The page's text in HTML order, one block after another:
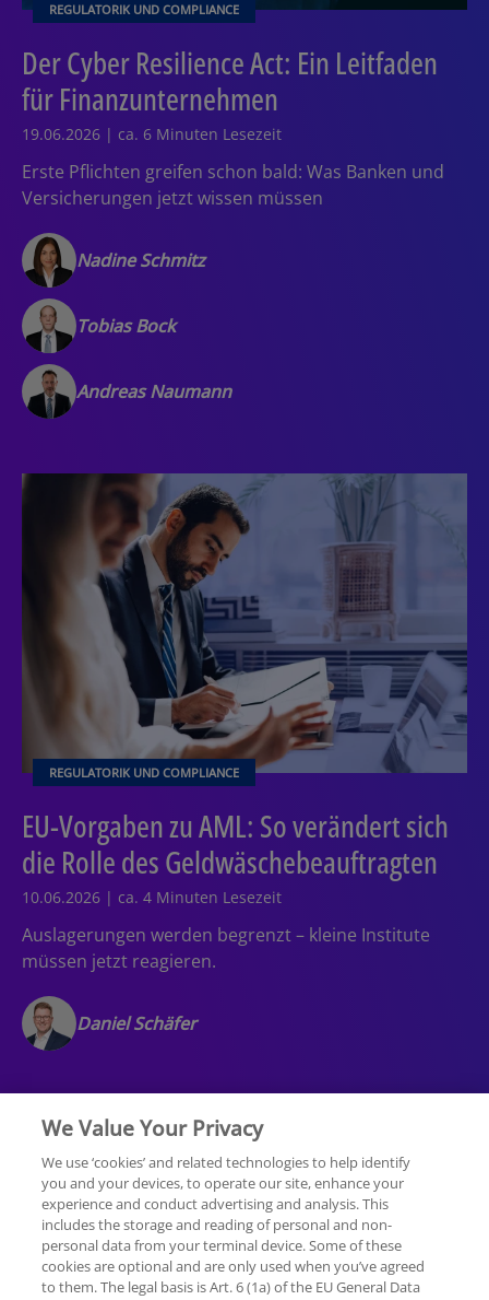
REGULATORIK UND COMPLIANCE
Der Cyber Resilience Act: Ein Leitfaden
für Finanzunternehmen
19.06.2026 | ca. 6 Minuten Lesezeit
Erste Pflichten greifen schon bald: Was Banken und
Versicherungen jetzt wissen müssen
Nadine Schmitz
Tobias Bock
Andreas Naumann
REGULATORIK UND COMPLIANCE
EU-Vorgaben zu AML: So verändert sich
die Rolle des Geldwäschebeauftragten
10.06.2026 | ca. 4 Minuten Lesezeit
Auslagerungen werden begrenzt – kleine Institute
müssen jetzt reagieren.
Daniel Schäfer
Rechtliche Hinweise Datenschutzerklärung
Sitemap Hilfe Unternehmensangaben
We Value Your Privacy
We use ‘cookies’ and related technologies to help identify
you and your devices, to operate our site, enhance your
experience and conduct advertising and analysis. This
includes the storage and reading of personal and non-
personal data from your terminal device. Some of these
cookies are optional and are only used when you’ve agreed
to them. The legal basis is Art. 6 (1a) of the EU General Data